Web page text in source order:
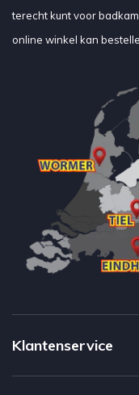
terecht kunt voor
online winkel kan
Klantenservice